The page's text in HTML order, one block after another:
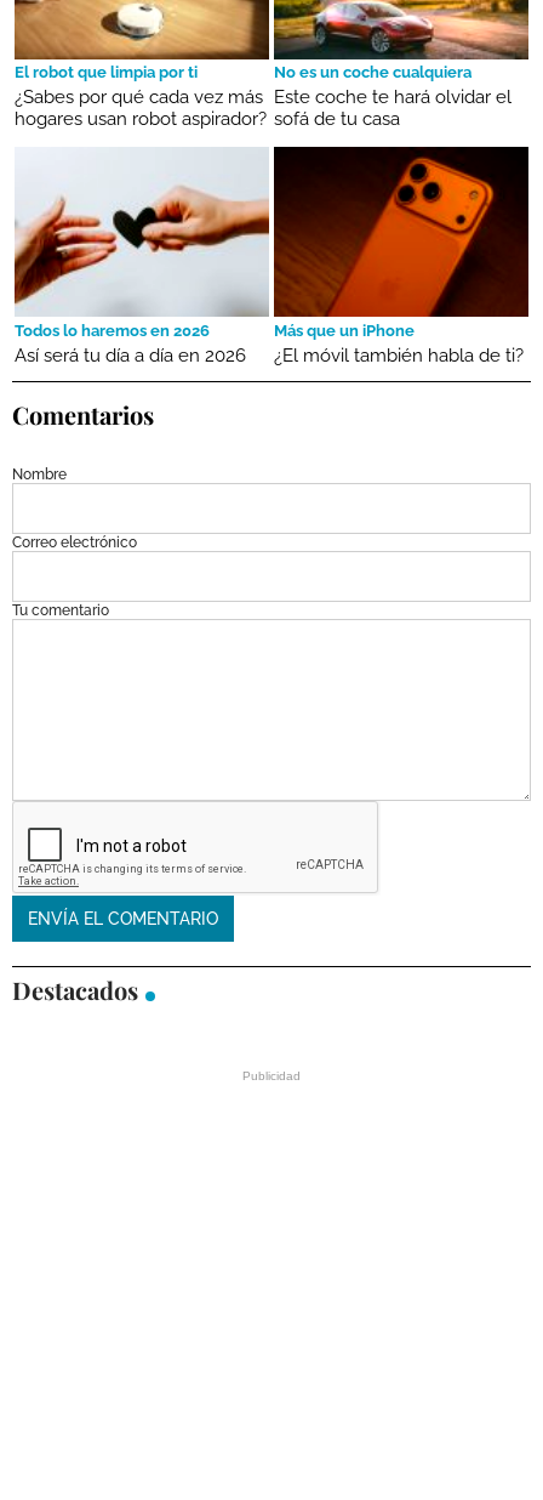
El robot que limpia por ti
¿Sabes por qué cada vez más
hogares usan robot aspirador?
No es un coche cualquiera
Este coche te hará olvidar el
sofá de tu casa
Todos lo haremos en 2026
Así será tu día a día en 2026
Más que un iPhone
¿El móvil también habla de ti?
Comentarios
Nombre
Correo electrónico
Tu comentario
Destacados